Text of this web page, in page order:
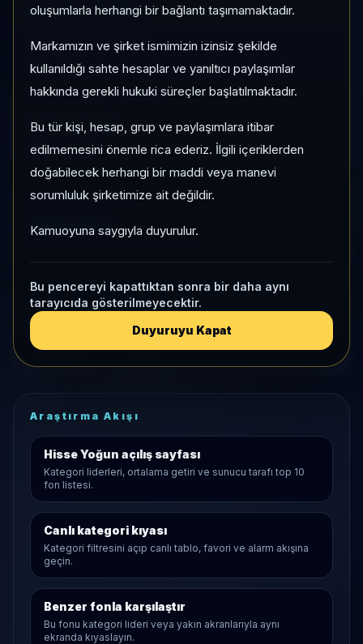
oluşumlarla herhangi bir bağlantı taşımamaktadır.
Markamızın ve şirket ismimizin izinsiz şekilde
kullanıldığı sahte hesaplar ve yanıltıcı paylaşımlar
hakkında gerekli hukuki süreçler başlatılmaktadır.
Bu tür kişi, hesap, grup ve paylaşımlara itibar
edilmemesini önemle rica ederiz. İlgili içeriklerden
doğabilecek herhangi bir maddi veya manevi
sorumluluk şirketimize ait değildir.
Kamuoyuna saygıyla duyurulur.
Bu pencereyi kapattıktan sonra bir daha aynı
tarayıcıda gösterilmeyecektir.
Duyuruyu Kapat
Son fiyat:32,213558 TEFAS'ta İşlem Görmüyor
Son işlem farkı:0 gün
1 AY VE 3 AY PERFORMANS
%-10,64
3 Ay:+%0,53
KATEGORI KONUMU
386/452
KAP VE AKIŞ
Aktif KAP
1 ay net akış3,4• Yatırımcı0
Araştırma Akışı
Hisse Yoğun açılış sayfası
Kategori liderleri, ortalama getiri ve sunucu tarafı top 10
fon listesi.
Canlı kategori kıyası
Kategori filtresini açıp canlı tablo, favori ve alarm akışına
geçin.
Benzer fonla karşılaştır
Bu fonu kategori lideri veya yakın akranlarıyla aynı
ekranda kıyaslayın.